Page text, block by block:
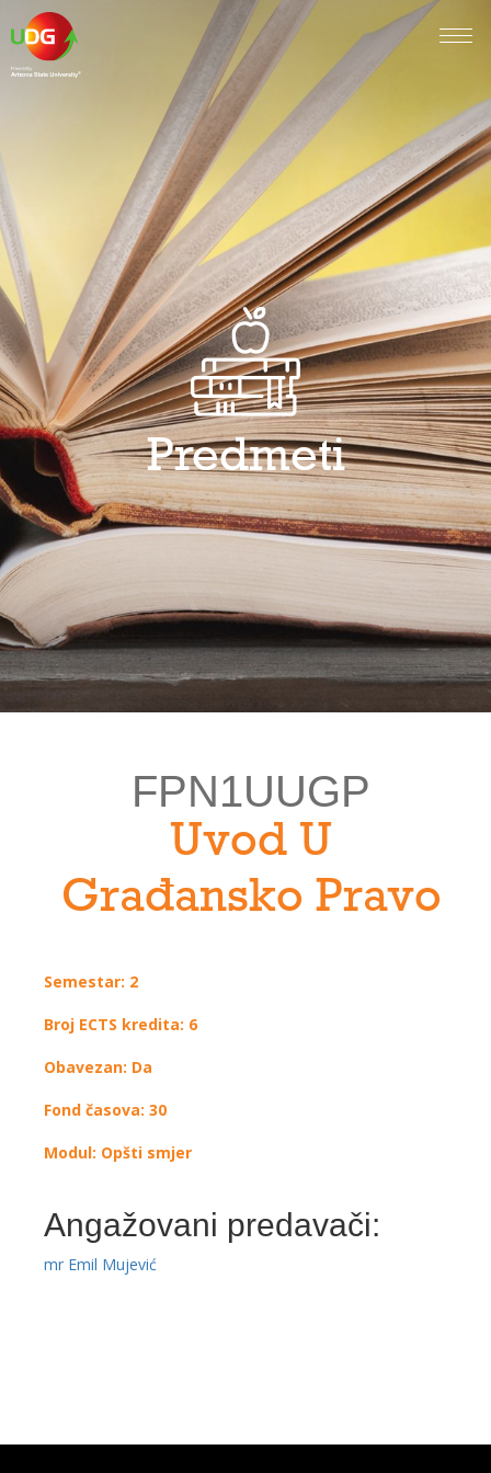
Predmeti
FPN1UUGP
Uvod U
Građansko Pravo
Semestar: 2
Broj ECTS kredita: 6
Obavezan: Da
Fond časova: 30
Modul: Opšti smjer
Angažovani predavači:
mr Emil Mujević